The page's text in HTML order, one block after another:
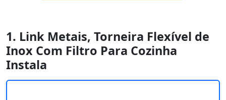
1. Link Metais, Torneira Flexível de
Inox Com Filtro Para Cozinha
Instala